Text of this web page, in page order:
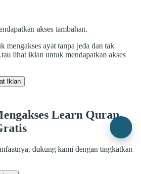
akses tambahan.
mengakses ayat tanpa jeda dan tak
lihat iklan untuk mendapatkan akses
Iklan
Learn Quran
dukung kami dengan tingkatkan